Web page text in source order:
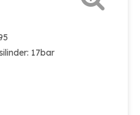
17bar